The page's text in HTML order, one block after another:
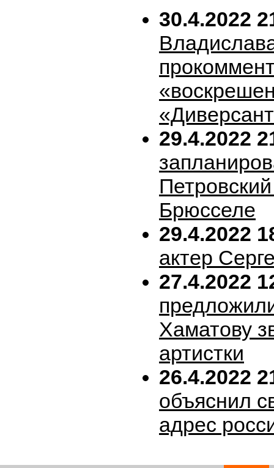
30.4.2022
29.4.2022
Брюсселе
29.4.2022
актер
27.4.2022
Хаматову
артистки
26.4.2022
объяснил
адрес